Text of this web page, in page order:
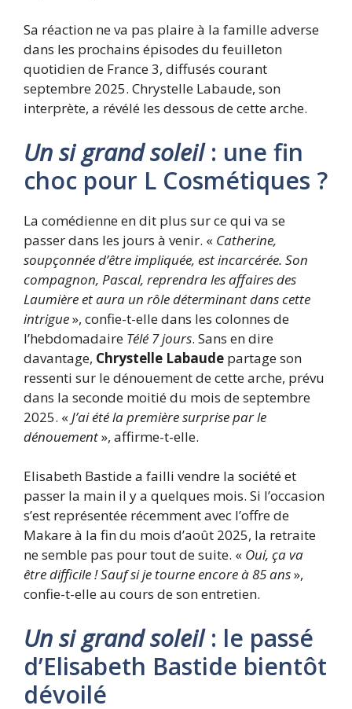
Sa réaction ne va pas plaire à la famille adverse
dans les prochains épisodes du feuilleton
quotidien de France 3, diffusés courant
septembre 2025. Chrystelle Labaude, son
interprète, a révélé les dessous de cette arche.
Un si grand soleil: une fin
choc pour L Cosmétiques ?
La comédienne en dit plus sur ce qui va se
passer dans les jours à venir. « Catherine,
soupçonnée d’être impliquée, est incarcérée. Son
compagnon, Pascal, reprendra les affaires des
Laumière et aura un rôle déterminant dans cette
intrigue», confie-t-elle dans les colonnes de
l’hebdomadaire Télé 7 jours. Sans en dire
davantage, Chrystelle Labaude partage son
ressenti sur le dénouement de cette arche, prévu
dans la seconde moitié du mois de septembre
2025. « J’ai été la première surprise par le
dénouement», affirme-t-elle.
Elisabeth Bastide a failli vendre la société et
passer la main il y a quelques mois. Si l’occasion
s’est représentée récemment avec l’offre de
Makare à la fin du mois d’août 2025, la retraite
ne semble pas pour tout de suite. « Oui, ça va
être difficile ! Sauf si je tourne encore à 85 ans»,
confie-t-elle au cours de son entretien.
Un si grand soleil: le passé
d’Elisabeth Bastide bientôt
dévoilé